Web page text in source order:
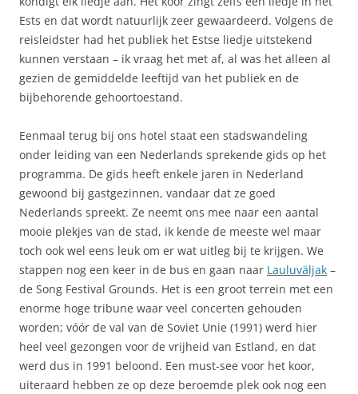
Ests en dat wordt natuurlijk zeer gewaardeerd. Volgens de
reisleidster had het publiek het Estse liedje uitstekend
kunnen verstaan – ik vraag het met af, al was het alleen al
gezien de gemiddelde leeftijd van het publiek en de
bijbehorende gehoortoestand.
Eenmaal terug bij ons hotel staat een stadswandeling
onder leiding van een Nederlands sprekende gids op het
programma. De gids heeft enkele jaren in Nederland
gewoond bij gastgezinnen, vandaar dat ze goed
Nederlands spreekt. Ze neemt ons mee naar een aantal
mooie plekjes van de stad, ik kende de meeste wel maar
toch ook wel eens leuk om er wat uitleg bij te krijgen. We
stappen nog een keer in de bus en gaan naar Lauluväljak –
de Song Festival Grounds. Het is een groot terrein met een
enorme hoge tribune waar veel concerten gehouden
worden; vóór de val van de Soviet Unie (1991) werd hier
heel veel gezongen voor de vrijheid van Estland, en dat
werd dus in 1991 beloond. Een must-see voor het koor,
uiteraard hebben ze op deze beroemde plek ook nog een